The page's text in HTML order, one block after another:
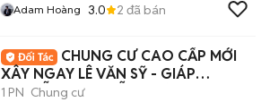
Adam Hoàng 3.0 2 đã bán
CHUNG CƯ CAO CẤP MỚI
XÂY NGAY LÊ VĂN SỸ - GIÁP
NGUYỄN VĂN TRỖI, QUẬN 3
1 PN Chung cư